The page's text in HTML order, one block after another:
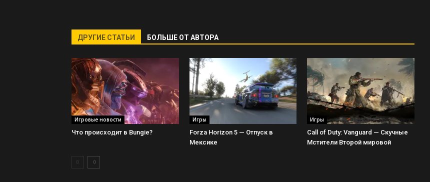
ДРУГИЕ СТАТЬИ БОЛЬШЕ ОТ АВТОРА
Игровые новости
Что происходит в Bungie?
Игры
Forza Horizon 5 — Отпуск в
Мексике
Игры
Call of Duty: Vanguard — Скучные
Мстители Второй мировой